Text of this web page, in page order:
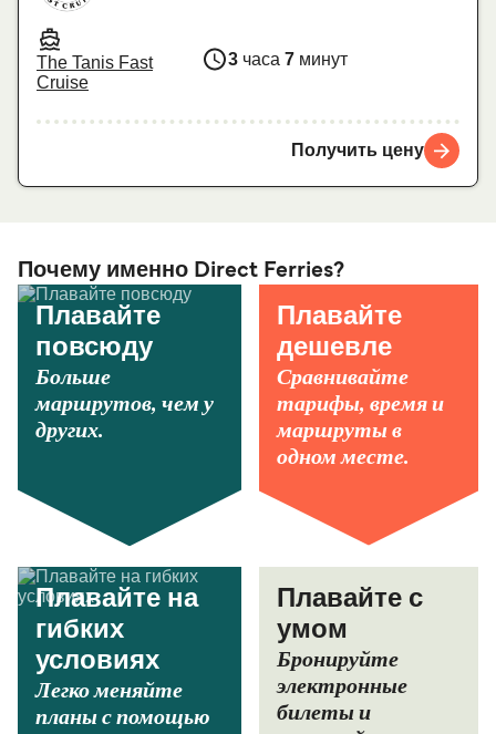
The Tanis Fast
Cruise
3 часа 7 минут
Получить цену
Почему именно Direct Ferries?
Плавайте
повсюду
Больше
маршрутов, чем у
других.
Плавайте
дешевле
Сравнивайте
тарифы, время и
маршруты в
одном месте.
Плавайте на
гибких
условиях
Легко меняйте
планы с помощью
Плавайте с
умом
Бронируйте
электронные
билеты и